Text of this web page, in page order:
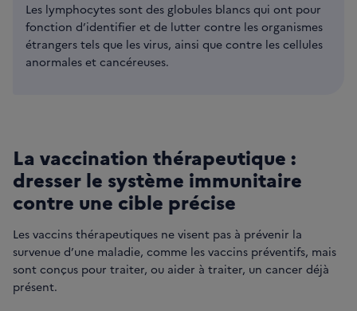
Les lymphocytes sont des globules blancs qui ont pour
fonction d’identifier et de lutter contre les organismes
étrangers tels que les virus, ainsi que contre les cellules
anormales et cancéreuses.
La vaccination thérapeutique :
dresser le système immunitaire
contre une cible précise
Les vaccins thérapeutiques ne visent pas à prévenir la
survenue d’une maladie, comme les vaccins préventifs, mais
sont conçus pour traiter, ou aider à traiter, un cancer déjà
présent.